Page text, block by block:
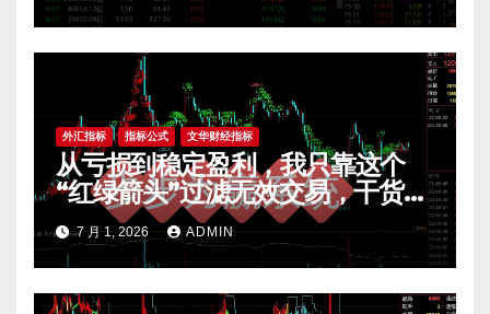
外汇指标 指标公式 文华财经指标
从亏损到稳定盈利，我只靠这个
“红绿箭头”过滤无效交易，干货全
公开 mt4指标
7 月 1, 2026 ADMIN